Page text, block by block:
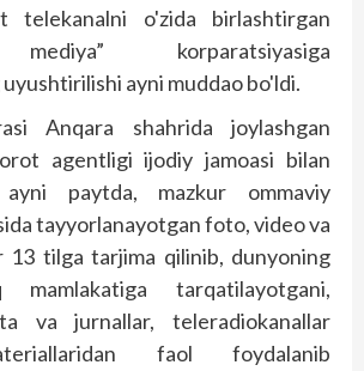
telekanalni o'zida birlashtirgan
korparatsiyasiga
ayni muddao bo'ldi.
Anqara shahrida joylashgan
agentligi ijodiy jamoasi bilan
ayni paytda, mazkur ommaviy
tayyorlanayotgan foto, video va
13 tilga tarjima qilinib, dunyoning
tarqatilayotgani,
va jurnallar, teleradiokanallar
faol foydalanib